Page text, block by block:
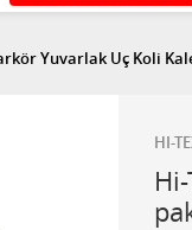
Yuvarlak Uç Koli
HI-